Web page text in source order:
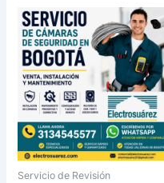
Servicio de Revisión